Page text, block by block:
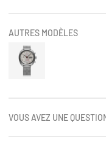
AUTRES MODÈLES
VOUS AVEZ UNE